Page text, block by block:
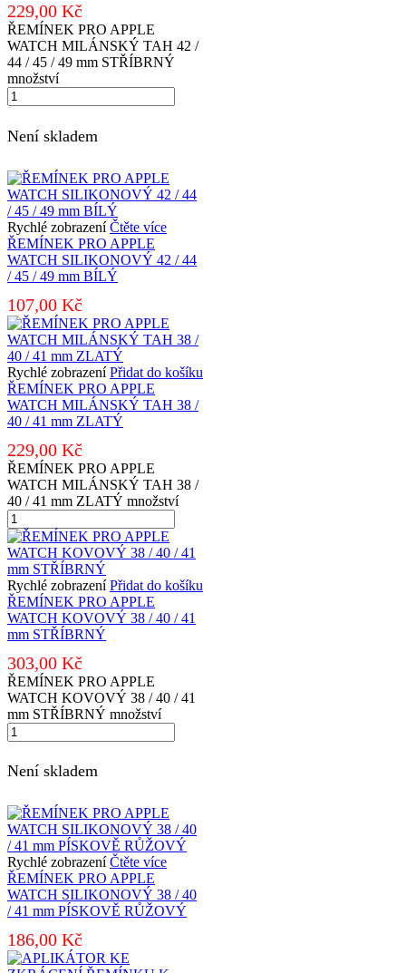
229,00 Kč
ŘEMÍNEK PRO APPLE
WATCH MILÁNSKÝ TAH 42 /
44 / 45 / 49 mm STŘÍBRNÝ
množství
Není skladem
Rychlé zobrazení Čtěte více
ŘEMÍNEK PRO APPLE
WATCH SILIKONOVÝ 42 / 44
/ 45 / 49 mm BÍLÝ
107,00 Kč
Rychlé zobrazení Přidat do košíku
ŘEMÍNEK PRO APPLE
WATCH MILÁNSKÝ TAH 38 /
40 / 41 mm ZLATÝ
229,00 Kč
ŘEMÍNEK PRO APPLE
WATCH MILÁNSKÝ TAH 38 /
40 / 41 mm ZLATÝ množství
Rychlé zobrazení Přidat do košíku
ŘEMÍNEK PRO APPLE
WATCH KOVOVÝ 38 / 40 / 41
mm STŘÍBRNÝ
303,00 Kč
ŘEMÍNEK PRO APPLE
WATCH KOVOVÝ 38 / 40 / 41
mm STŘÍBRNÝ množství
Není skladem
Rychlé zobrazení Čtěte více
ŘEMÍNEK PRO APPLE
WATCH SILIKONOVÝ 38 / 40
/ 41 mm PÍSKOVĚ RŮŽOVÝ
186,00 Kč